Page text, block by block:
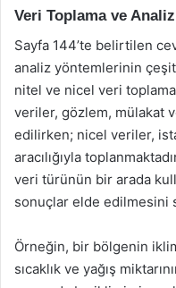
Veri Toplama ve
Sayfa 144’te belirtilen
analiz yöntemlerinin
nitel ve nicel veri
veriler, gözlem, mülakat
edilirken; nicel veriler,
aracılığıyla
veri türünün bir arada
sonuçlar elde edilmesini
Örneğin, bir bölgenin
sıcaklık ve yağış